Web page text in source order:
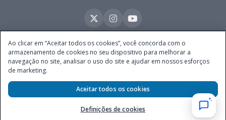
Este site é operado pela Ventmear Brasil LTDA (CNPJ 52.868.380/0001-84), com
endereço na Avenida Brigadeiro Faria Lima, nº 4.055, 3º andar, Itaim Bibi, no
Município de São Paulo, Estado de São Paulo, CEP 04538-133, Brasil - empresa
autorizada a operar apostas de quota fixa em todo território nacional pela
Secretaria de Prêmios e Apostas do Ministério da Fazenda, conforme Portaria nº
247, de 07.02.2025, publicada no DOU em 11.2.2025.
Ao clicar em “Aceitar todos os cookies”, você concorda com o
armazenamento de cookies no seu dispositivo para melhorar a
navegação no site, analisar o uso do site e ajudar em nossos esforços
de marketing.
Definições de cookies
Aceitar todos os cookies